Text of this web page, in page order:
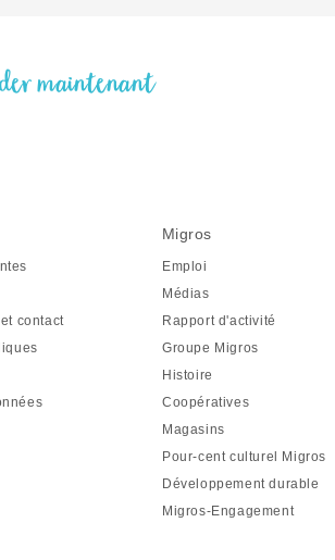
maintenant
contact
Migros
Emploi
Médias
Rapport d'activité
Groupe Migros
Histoire
Coopératives
Magasins
Pour-cent culturel Migros
Développement durable
Migros-Engagement